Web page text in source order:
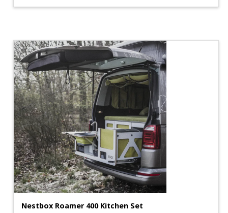
Nestbox Roamer 400 Kitchen Set